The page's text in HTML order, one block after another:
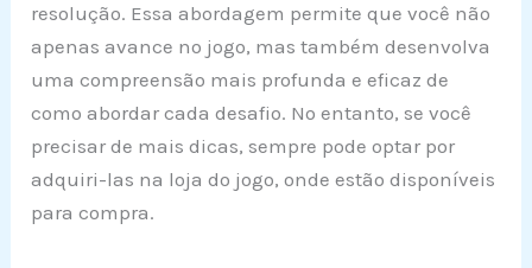
resolução. Essa abordagem permite que você não
apenas avance no jogo, mas também desenvolva
uma compreensão mais profunda e eficaz de
como abordar cada desafio. No entanto, se você
precisar de mais dicas, sempre pode optar por
adquiri-las na loja do jogo, onde estão disponíveis
para compra.